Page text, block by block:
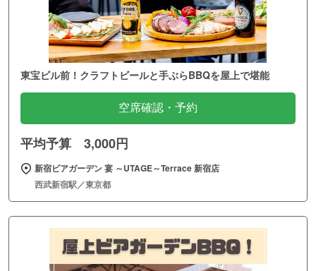
東宝ビル前！クラフトビールと手ぶらBBQを屋上で堪能
空席確認・予約
平均予算 3,000円
新宿ビアガーデン 宴 ～UTAGE～Terrace 新宿店
西武新宿駅／東京都